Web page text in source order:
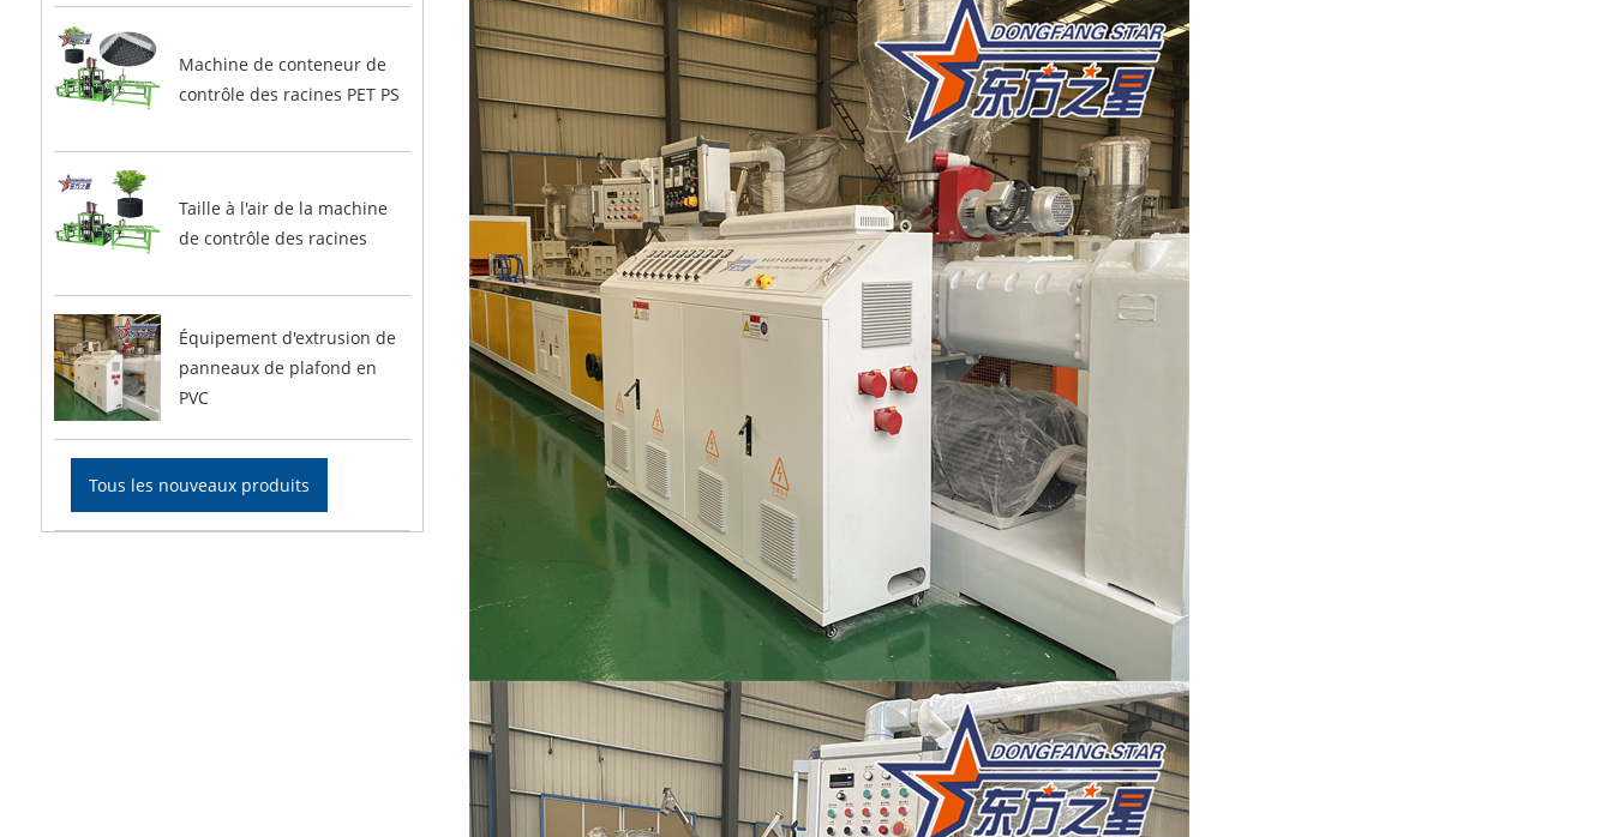
Machine de conteneur de
contrôle des racines PET PS
Taille à l'air de la machine
de contrôle des racines
Équipement d'extrusion de
panneaux de plafond en
PVC
Tous les nouveaux produits